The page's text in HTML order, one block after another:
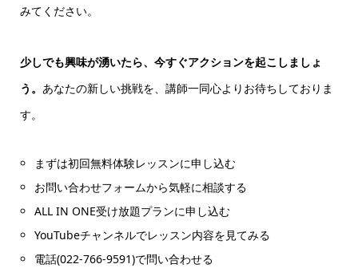
みてください。
少しでも興味が湧いたら、今すぐアクションを起こしましょ
う。 あなたの新しい挑戦を、講師一同心よりお待ちしておりま
す。
まずは初回無料体験レッスンに申し込む
お問い合わせフォームから気軽に相談する
ALL IN ONE受け放題プランに申し込む
YouTubeチャンネルでレッスン内容を見てみる
電話(022-766-9591)で問い合わせる